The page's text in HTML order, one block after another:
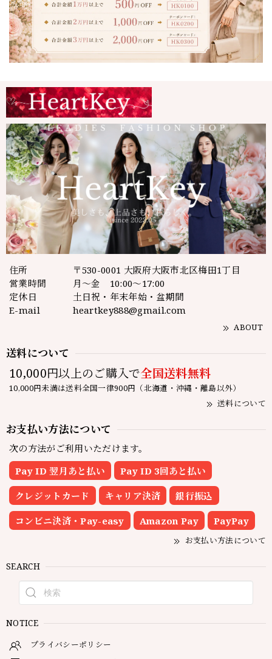
住所
〒530-0001 大阪府大阪市北区梅田1丁目
営業時間
月～金 10:00～17:00
定休日
土日祝・年末年始・盆期間
E-mail
heartkey888@gmail.com
ABOUT
送料について
10,000円以上のご購入で全国送料無料
10,000円未満は送料全国一律900円（北海道・沖縄・離島以外）
送料について
お支払い方法について
次の方法がご利用いただけます。
Pay ID 翌月あと払い
Pay ID 3回あと払い
クレジットカード キャリア決済 銀行振込
コンビニ決済・Pay-easy Amazon Pay PayPay
お支払い方法について
SEARCH
NOTICE
プライバシーポリシー